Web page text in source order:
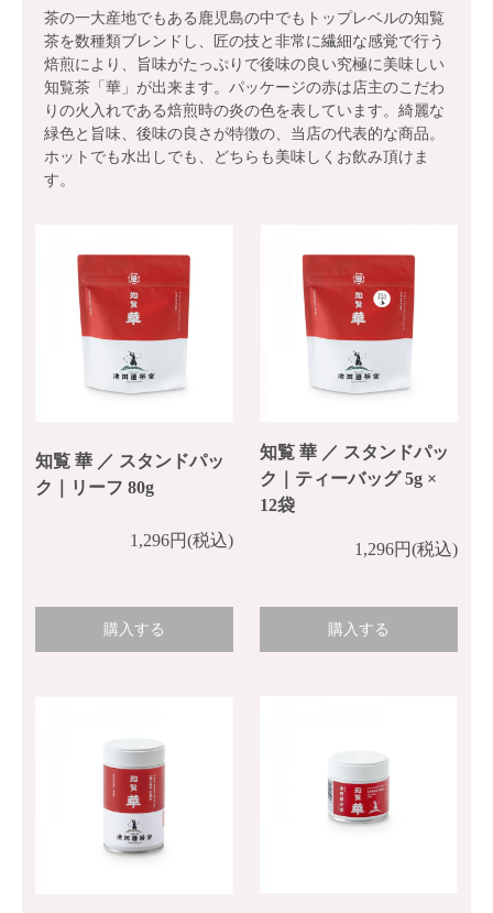
茶の一大産地でもある鹿児島の中でもトップレベルの知覧
茶を数種類ブレンドし、匠の技と非常に繊細な感覚で行う
焙煎により、旨味がたっぷりで後味の良い究極に美味しい
知覧茶「華」が出来ます。パッケージの赤は店主のこだわ
りの火入れである焙煎時の炎の色を表しています。綺麗な
緑色と旨味、後味の良さが特徴の、当店の代表的な商品。
ホットでも水出しでも、どちらも美味しくお飲み頂けま
す。
知覧 華 ／ スタンドパッ
ク｜リーフ 80g
1,296円(税込)
購入する
知覧 華 ／ スタンドパッ
ク｜ティーバッグ 5g ×
12袋
1,296円(税込)
購入する